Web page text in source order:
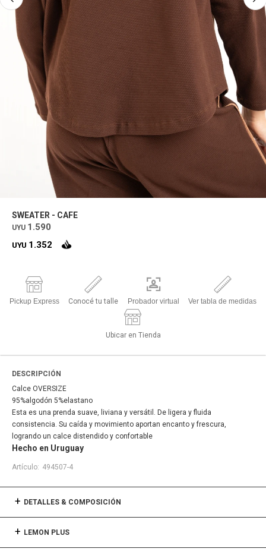
SWEATER - CAFE
UYU 1.590
UYU 1.352
Pickup Express Conocé tu talle Probador virtual Ver tabla de medidas
Ubicar en Tienda
DESCRIPCIÓN
Calce OVERSIZE
95%algodón 5%elastano
Esta es una prenda suave, liviana y versátil. De ligera y fluida
consistencia. Su caída y movimiento aportan encanto y frescura,
logrando un calce distendido y confortable
Hecho en Uruguay
494507-4
DETALLES & COMPOSICIÓN
LEMON PLUS